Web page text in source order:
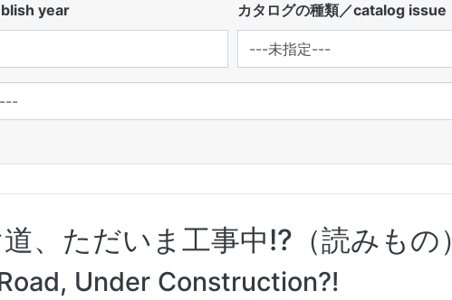
year カタログの種類／catalog issue
、ただいま工事中!?（読みもの）
Under Construction?!